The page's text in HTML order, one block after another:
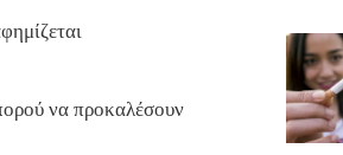
να προκαλέσουν